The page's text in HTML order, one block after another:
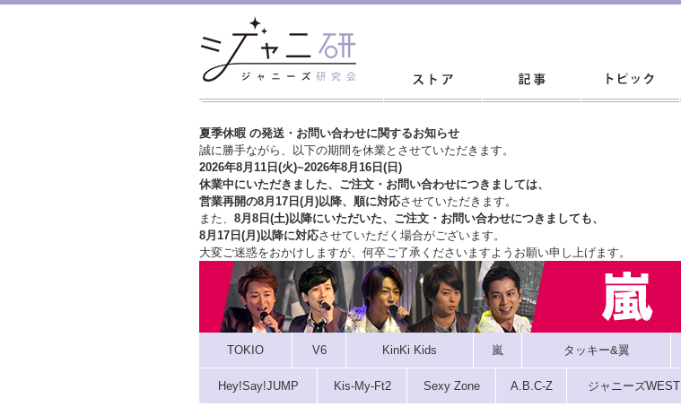
夏季休暇 の発送・お問い合わせに関するお知らせ
誠に勝手ながら、以下の期間を休業とさせていただきます。
2026年8月11日(火)~2026年8月16日(日)
休業中にいただきました、ご注文・お問い合わせにつきましては、
営業再開の8月17日(月)以降、順に対応させていただきます。
また、 8月8日(土)以降にいただいた、ご注文・ お問い合わせにつきましても、
8月17日(月)以降に対応させていただく場合がございます。
大変ご迷惑をおかけしますが、 何卒ご了承くださいますようお願い申し上げます。
TOKIO V6 KinKi Kids 嵐 タッキー&翼
Hey!Say!JUMP Kis-My-Ft2 Sexy Zone A.B.C-Z ジャニーズWEST